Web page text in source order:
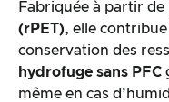
Fabriquée à partir de
(rPET), elle
conservation des
hydrofuge sans PFC
même en cas